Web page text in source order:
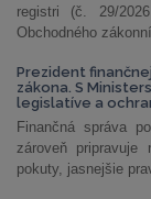
registri (č. 29/
Obchodného
Prezident
zákona. S
legislatíve a
Finančná správa
zároveň pripravuje
pokuty, jasnejšie